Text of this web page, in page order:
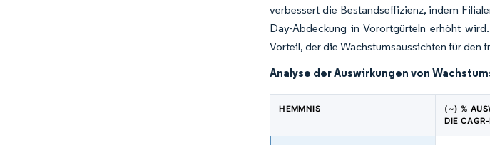
verbessert die Bestandseffizienz, indem
Day-Abdeckung in Vorortgürteln erhöht
Vorteil, der die Wachstumsaussichten für den
Analyse der Auswirkungen von
HEMMNIS
(~) %
DIE